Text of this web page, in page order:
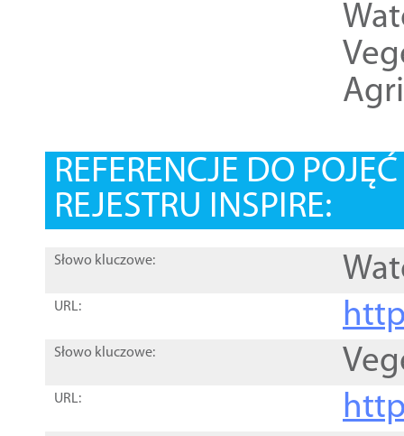
REFERENCJE DO
REJESTRU INSPIRE:
Słowo kluczowe:
URL:
Słowo kluczowe:
URL: